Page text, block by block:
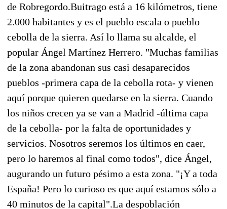
de Robregordo.Buitrago está a 16 kilómetros, tiene
2.000 habitantes y es el pueblo escala o pueblo
cebolla de la sierra. Así lo llama su alcalde, el
popular Ángel Martínez Herrero. "Muchas familias
de la zona abandonan sus casi desaparecidos
pueblos -primera capa de la cebolla rota- y vienen
aquí porque quieren quedarse en la sierra. Cuando
los niños crecen ya se van a Madrid -última capa
de la cebolla- por la falta de oportunidades y
servicios. Nosotros seremos los últimos en caer,
pero lo haremos al final como todos", dice Ángel,
augurando un futuro pésimo a esta zona. "¡Y a toda
España! Pero lo curioso es que aquí estamos sólo a
40 minutos de la capital".La despoblación